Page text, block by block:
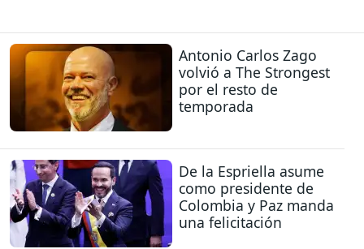
Antonio Carlos Zago
volvió a The Strongest
por el resto de
temporada
De la Espriella asume
como presidente de
Colombia y Paz manda
una felicitación